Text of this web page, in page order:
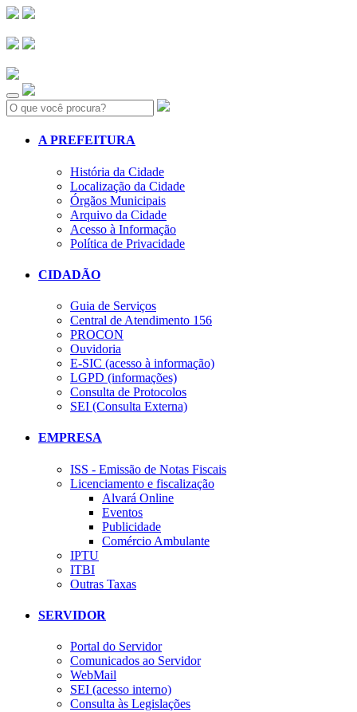
Search:
A PREFEITURA
História da Cidade
Localização da Cidade
Órgãos Municipais
Arquivo da Cidade
Acesso à Informação
Política de Privacidade
CIDADÃO
Guia de Serviços
Central de Atendimento 156
PROCON
Ouvidoria
E-SIC (acesso à informação)
LGPD (informações)
Consulta de Protocolos
SEI (Consulta Externa)
EMPRESA
ISS - Emissão de Notas Fiscais
Licenciamento e fiscalização
Alvará Online
Eventos
Publicidade
Comércio Ambulante
IPTU
ITBI
Outras Taxas
SERVIDOR
Portal do Servidor
Comunicados ao Servidor
WebMail
SEI (acesso interno)
Consulta às Legislações